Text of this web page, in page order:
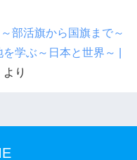
部活旗から国旗まで～
学ぶ～日本と世界～ |
より